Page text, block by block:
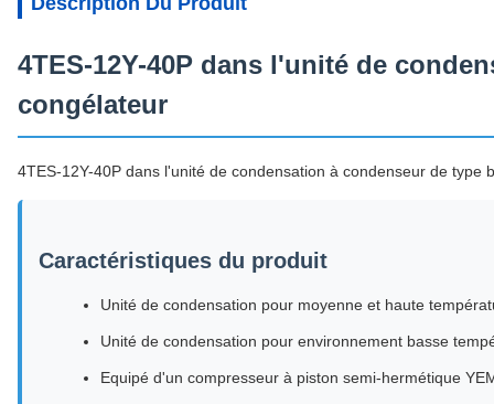
4TES-12Y-40P dans l'unité de
congélateur
4TES-12Y-40P dans l'unité de condensation à condenseur de type
Caractéristiques du produit
Unité de condensation pour moyenne et haute
Unité de condensation pour environnement basse
Equipé d'un compresseur à piston semi-hermétique